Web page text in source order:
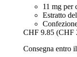
11 mg per
Estratto
CHF 9.85 (CHF
Consegna entro